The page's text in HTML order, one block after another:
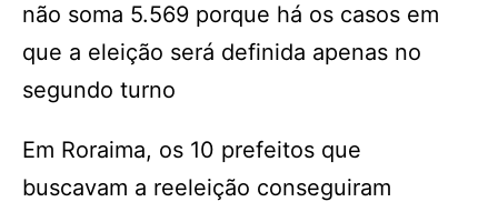
não soma 5.569 porque há os casos em
que a eleição será definida apenas no
segundo turno
Em Roraima, os 10 prefeitos que
buscavam a reeleição conseguiram